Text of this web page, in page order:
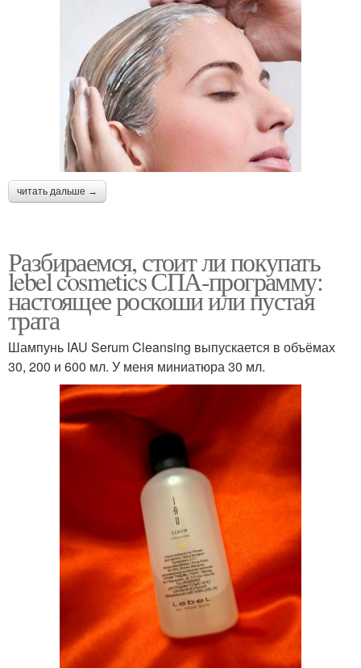
читать дальше →
Разбираемся, стоит ли покупать
lebel cosmetics СПА-программу:
настоящее роскоши или пустая
трата
Шампунь IAU Serum Cleansing выпускается в объёмах
30, 200 и 600 мл. У меня миниатюра 30 мл.